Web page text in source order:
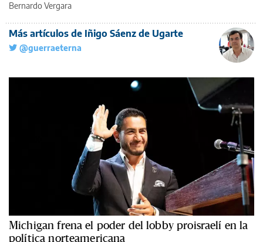
Bernardo Vergara
Más artículos de Iñigo Sáenz de Ugarte
@guerraeterna
Michigan frena el poder del lobby proisraelí en la
política norteamericana